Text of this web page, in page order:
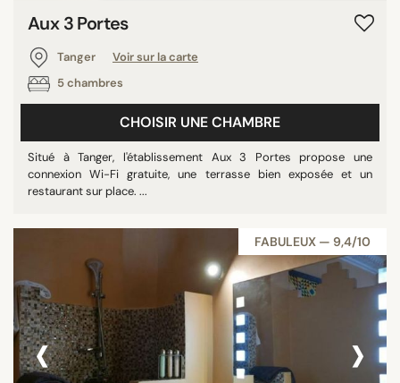
Aux 3 Portes
Tanger
Voir sur la carte
5 chambres
CHOISIR UNE CHAMBRE
Situé à Tanger, l'établissement Aux 3 Portes propose une
connexion Wi-Fi gratuite, une terrasse bien exposée et un
restaurant sur place. ...
FABULEUX — 9,4/10
‹ ›